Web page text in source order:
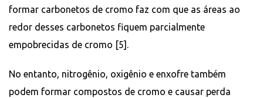
formar carbonetos de cromo faz com que as áreas ao
redor desses carbonetos fiquem parcialmente
empobrecidas de cromo [5].
No entanto, nitrogênio, oxigênio e enxofre também
podem formar compostos de cromo e causar perda